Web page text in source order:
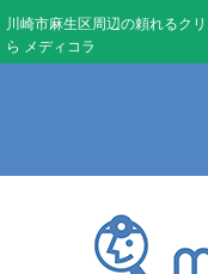
川崎市麻生区周辺の頼れるク
ら メディコラ